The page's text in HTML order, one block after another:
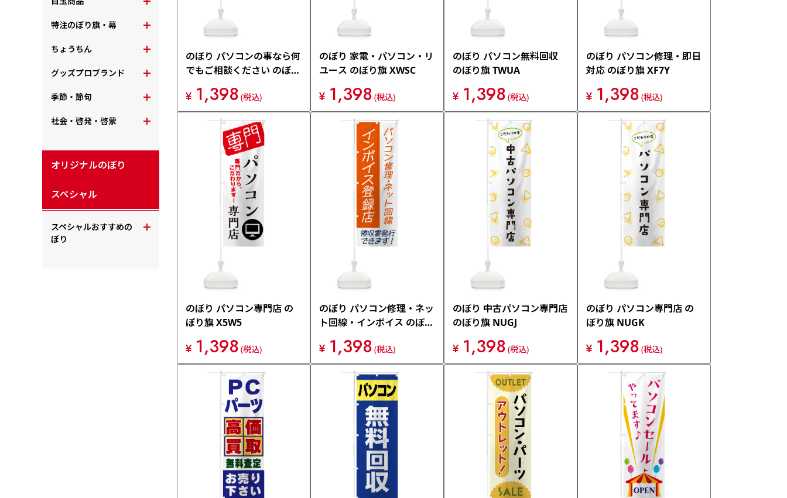
特注のぼり旗・幕
ちょうちん
グッズプロブランド
季節・節句
社会・啓発・啓蒙
オリジナルのぼり
スペシャル
スペシャルおすすめの
ぼり
のぼり パソコンの事なら何
でもご相談ください のぼり
¥ 1,398 (税込)
のぼり 家電・パソコン・リ
ユース のぼり旗 XWSC
¥ 1,398 (税込)
のぼり パソコン無料回収
のぼり旗 TWUA
¥ 1,398 (税込)
のぼり パソコン修理・即日
対応 のぼり旗 XF7Y
¥ 1,398 (税込)
のぼり パソコン専門店 の
ぼり旗 X5W5
¥ 1,398 (税込)
のぼり パソコン修理・ネッ
ト回線・インボイス のぼり
¥ 1,398 (税込)
のぼり 中古パソコン専門店
のぼり旗 NUGJ
¥ 1,398 (税込)
のぼり パソコン専門店 の
ぼり旗 NUGK
¥ 1,398 (税込)